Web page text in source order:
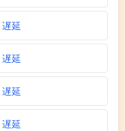
延
延
延
延